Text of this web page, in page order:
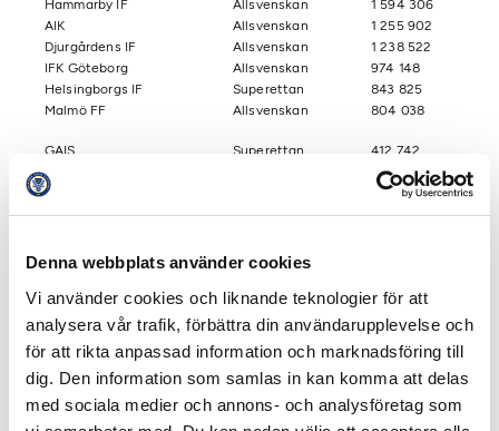
Denna webbplats använder cookies
Vi använder cookies och liknande teknologier för att
analysera vår trafik, förbättra din användarupplevelse och
för att rikta anpassad information och marknadsföring till
dig. Den information som samlas in kan komma att delas
med sociala medier och annons- och analysföretag som
Hammarby IF Allsvenskan
1 594 306
AIK
Allsvenskan
1 255 902
Djurgårdens IF
Allsvenskan
1 238 522
IFK Göteborg
Allsvenskan
974 148
Helsingborgs IF
Superettan
843 825
Malmö FF
Allsvenskan 804 038
GAIS Superettan
412 742
IFK Norrköping
358 181
Örgryte IS
261 221
GIF Sundsvall
Allsvenskan
246 099
Jönköpings Södra IF
Allsvenskan
Dalkurd FF
Superettan
216 117
IK Sirius
Allsvenskan
225 502
Degerfors IF
Superettan
189 027
Kalmar FF
Allsvenskan
179 248
Gefle IF
Superettan
162 777
BK Häcken
Allsvenskan 175 578